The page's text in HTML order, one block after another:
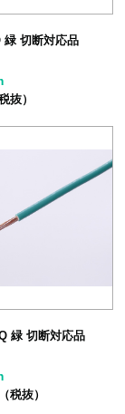
緑 切断対応品
抜）
緑 切断対応品
税抜）